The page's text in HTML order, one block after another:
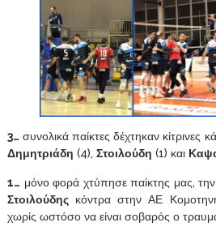
3… συνολικά παίκτες δέχτηκαν κίτρινες
Δημητριάδη (4), Στοιλούδη (1) και
1… μόνο φορά χτύπησε παίκτης μας,
Στοιλούδης κόντρα στην ΑΕ
χωρίς ωστόσο να είναι σοβαρός ο